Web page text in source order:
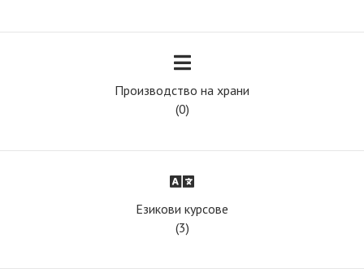
Производство на храни
(0)
Езикови курсове
(3)